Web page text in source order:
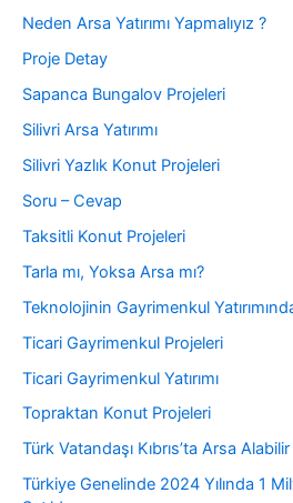
Neden Arsa Yatırımı Yapmalıyız ?
Proje Detay
Sapanca Bungalov Projeleri
Silivri Arsa Yatırımı
Silivri Yazlık Konut Projeleri
Soru – Cevap
Taksitli Konut Projeleri
Tarla mı, Yoksa Arsa mı?
Teknolojinin Gayrimenkul
Ticari Gayrimenkul Projeleri
Ticari Gayrimenkul Yatırımı
Topraktan Konut Projeleri
Türk Vatandaşı Kıbrıs’ta Arsa
Türkiye Genelinde 2024 Yılında 1